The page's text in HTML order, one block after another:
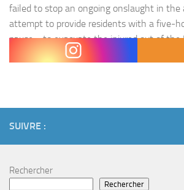
failed to stop an ongoing onslaught in the
attempt to provide residents with a five-
pause » to evacuate the injured out of the
also meant to allow humanitarian
SUIVRE :
Rechercher
Rechercher